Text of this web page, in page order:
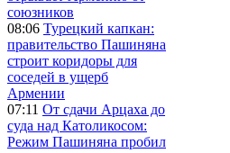
союзников
08:06 Турецкий капкан:
правительство Пашиняна
строит коридоры для
соседей в ущерб
Армении
07:11 От сдачи Арцаха до
суда над Католикосом:
Режим Пашиняна пробил